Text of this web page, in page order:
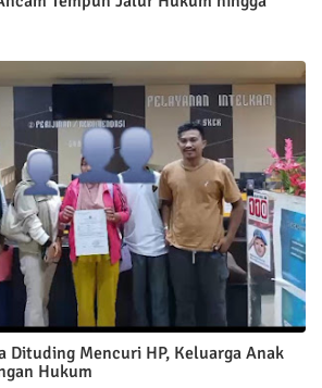
Dituding Mencuri HP, Keluarga Anak
Hukum